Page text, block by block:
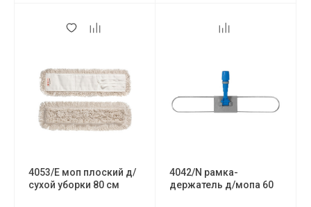
4053/E моп плоский д/
сухой уборки 80 см
4042/N рамка-
держатель д/мопа 60